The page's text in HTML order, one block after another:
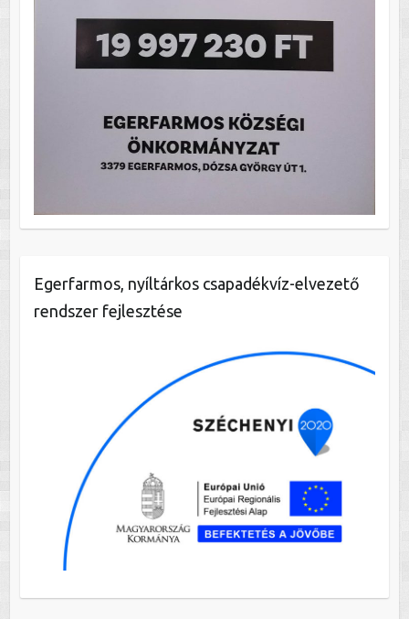
Egerfarmos, nyíltárkos csapadékvíz-elvezető
rendszer fejlesztése